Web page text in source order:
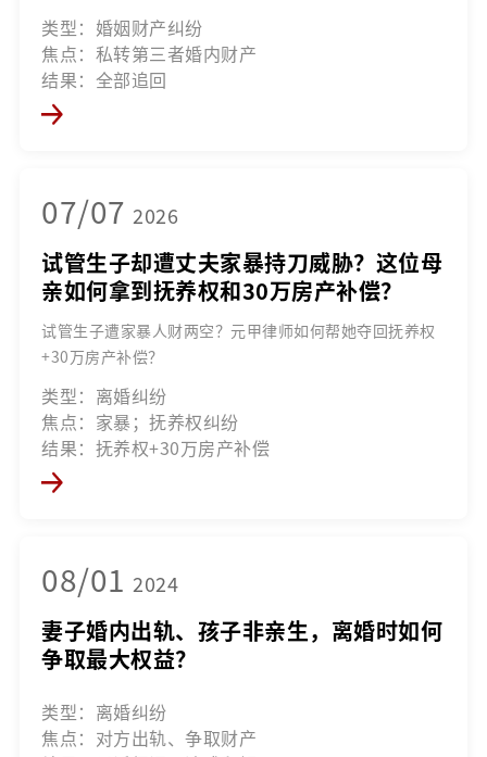
类型：婚姻财产纠纷
焦点：私转第三者婚内财产
结果：全部追回
07/07 2026
试管生子却遭丈夫家暴持刀威胁？这位母
亲如何拿到抚养权和30万房产补偿？
试管生子遭家暴人财两空？元甲律师如何帮她夺回抚养权
+30万房产补偿？
类型：离婚纠纷
焦点：家暴；抚养权纠纷
结果：抚养权+30万房产补偿
08/01 2024
妻子婚内出轨、孩子非亲生，离婚时如何
争取最大权益？
类型：离婚纠纷
焦点：对方出轨、争取财产